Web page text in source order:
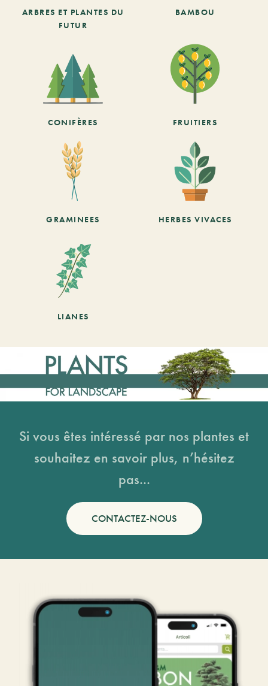
ARBRES ET PLANTES DU
FUTUR
BAMBOU
CONIFÈRES FRUITIERS
GRAMINEES HERBES VIVACES
LIANES
Si vous êtes intéressé par nos plantes et
souhaitez en savoir plus, n’hésitez
pas...
CONTACTEZ-NOUS